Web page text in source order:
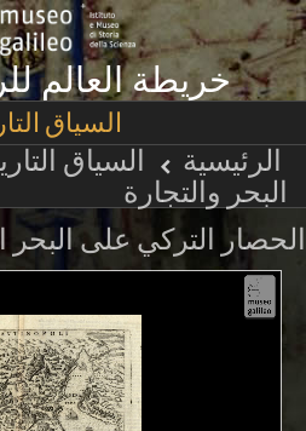
خريطة العالم
السياق
الرئيسية
السياق
البحر والتجارة
الحصار التركي على